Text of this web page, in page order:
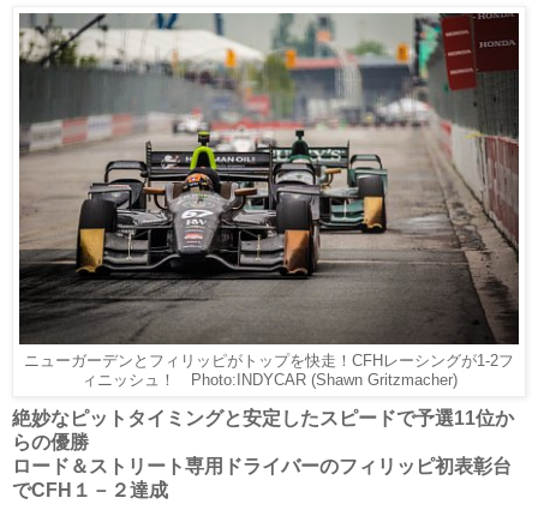
ニューガーデンとフィリッピがトップを快走！CFHレーシングが1-2フ
ィニッシュ！ Photo:INDYCAR (Shawn Gritzmacher)
絶妙なピットタイミングと安定したスピードで予選11位か
らの優勝
ロード＆ストリート専用ドライバーのフィリッピ初表彰台
でCFH１－２達成